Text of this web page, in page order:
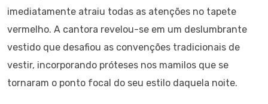
imediatamente atraiu todas as atenções no tapete
vermelho. A cantora revelou-se em um deslumbrante
vestido que desafiou as convenções tradicionais de
vestir, incorporando próteses nos mamilos que se
tornaram o ponto focal do seu estilo daquela noite.